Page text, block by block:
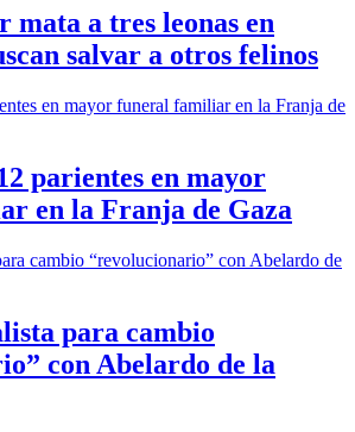
mata a tres leonas en
salvar a otros felinos
parientes en mayor
en la Franja de Gaza
para cambio
con Abelardo de la